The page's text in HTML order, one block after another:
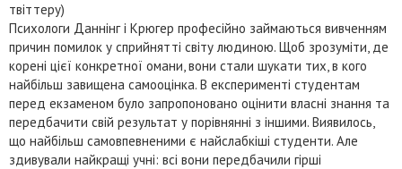
твіттеру)
Психологи Даннінг і Крюгер професійно займаються вивченням
причин помилок у сприйнятті світу людиною. Щоб зрозуміти, де
корені цієї конкретної омани, вони стали шукати тих, в кого
найбільш завищена самооцінка. В експерименті студентам
перед екзаменом було запропоновано оцінити власні знання та
передбачити свій результат у порівнянні з іншими. Виявилось,
що найбільш самовпевненими є найслабкіші студенти. Але
здивували найкращі учні: всі вони передбачили гірші